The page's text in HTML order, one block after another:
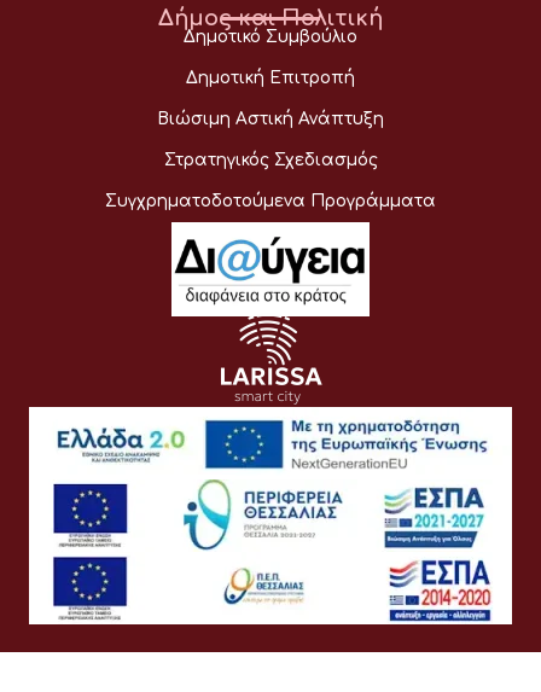
Δήμος και Πολιτική
Δημοτικό Συμβούλιο
Δημοτική Επιτροπή
Βιώσιμη Αστική Ανάπτυξη
Στρατηγικός Σχεδιασμός
Συγχρηματοδοτούμενα Προγράμματα